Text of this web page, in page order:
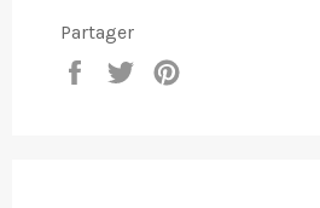
Partager
PartagerTweeter